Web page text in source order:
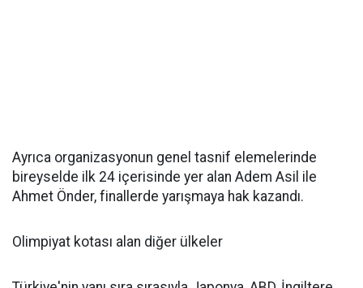
Ayrıca organizasyonun genel tasnif elemelerinde
bireyselde ilk 24 içerisinde yer alan Adem Asil ile
Ahmet Önder, finallerde yarışmaya hak kazandı.
Olimpiyat kotası alan diğer ülkeler